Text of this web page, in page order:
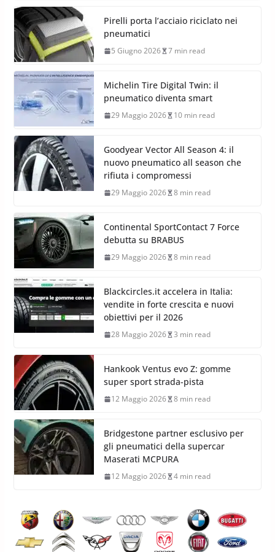
Pirelli porta l’acciaio riciclato nei
pneumatici
5 Giugno 2026 7 min read
Michelin Tire Digital Twin: il
pneumatico diventa smart
29 Maggio 2026 10 min read
Goodyear Vector All Season 4: il
nuovo pneumatico all season che
rifiuta i compromessi
29 Maggio 2026 8 min read
Continental SportContact 7 Force
debutta su BRABUS
29 Maggio 2026 8 min read
Blackcircles.it accelera in Italia:
vendite in forte crescita e nuovi
obiettivi per il 2026
28 Maggio 2026 3 min read
Hankook Ventus evo Z: gomme
super sport strada-pista
12 Maggio 2026 8 min read
Bridgestone partner esclusivo per
gli pneumatici della supercar
Maserati MCPURA
12 Maggio 2026 4 min read